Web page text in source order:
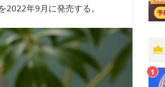
年9月に発売する。
1